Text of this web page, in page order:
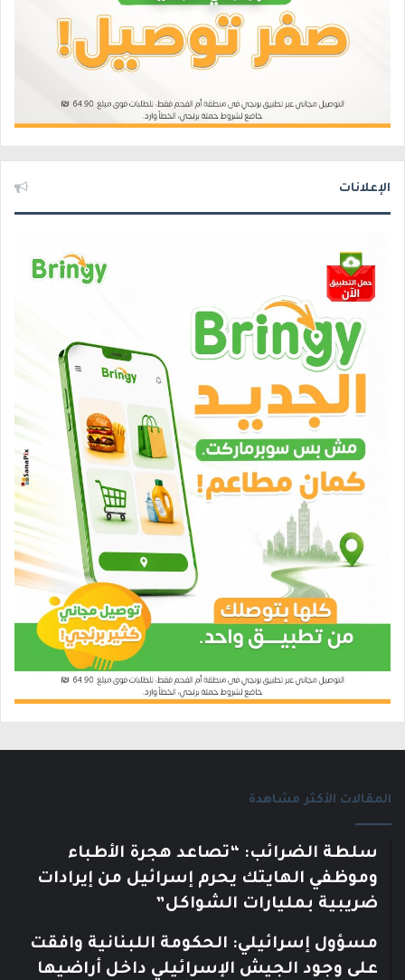
الإعلانات
المقالات الأكثر مشاهدة
سلطة الضرائب: “تصاعد هجرة الأطباء
وموظفي الهايتك يحرم إسرائيل من إيرادات
ضريبية بمليارات الشواكل”
مسؤول إسرائيلي: الحكومة اللبنانية وافقت
على وجود الجيش الإسرائيلي داخل أراضيها